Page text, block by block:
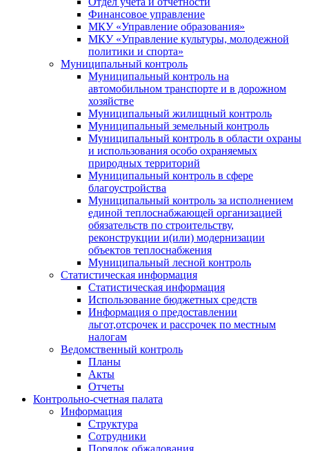
Финансовое управление
МКУ «Управление образования»
МКУ «Управление культуры, молодежной
политики и спорта»
Муниципальный контроль
Муниципальный контроль на
автомобильном транспорте и в дорожном
хозяйстве
Муниципальный жилищный контроль
Муниципальный земельный контроль
Муниципальный контроль в области охраны
и использования особо охраняемых
природных территорий
Муниципальный контроль в сфере
благоустройства
Муниципальный контроль за исполнением
единой теплоснабжающей организацией
обязательств по строительству,
реконструкции и(или) модернизации
объектов теплоснабжения
Муниципальный лесной контроль
Статистическая информация
Статистическая информация
Использование бюджетных средств
Информация о предоставлении
льгот,отсрочек и рассрочек по местным
налогам
Ведомственный контроль
Планы
Акты
Отчеты
Контрольно-счетная палата
Информация
Структура
Сотрудники